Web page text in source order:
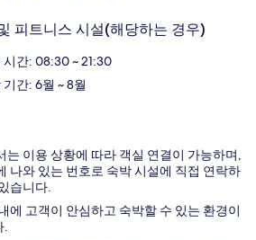
피트니스 시설(해당하는 경우)
시간: 08:30 ~ 21:30
간: 6월 ~ 8월
는 이용 상황에 따라 객실 연결이 가능하며,
나와 있는 번호로 숙박 시설에 직접 연락하
습니다.
에 고객이 안심하고 숙박할 수 있는 환경이
.